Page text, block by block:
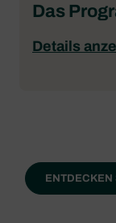
Das
Details
ENTDECKEN